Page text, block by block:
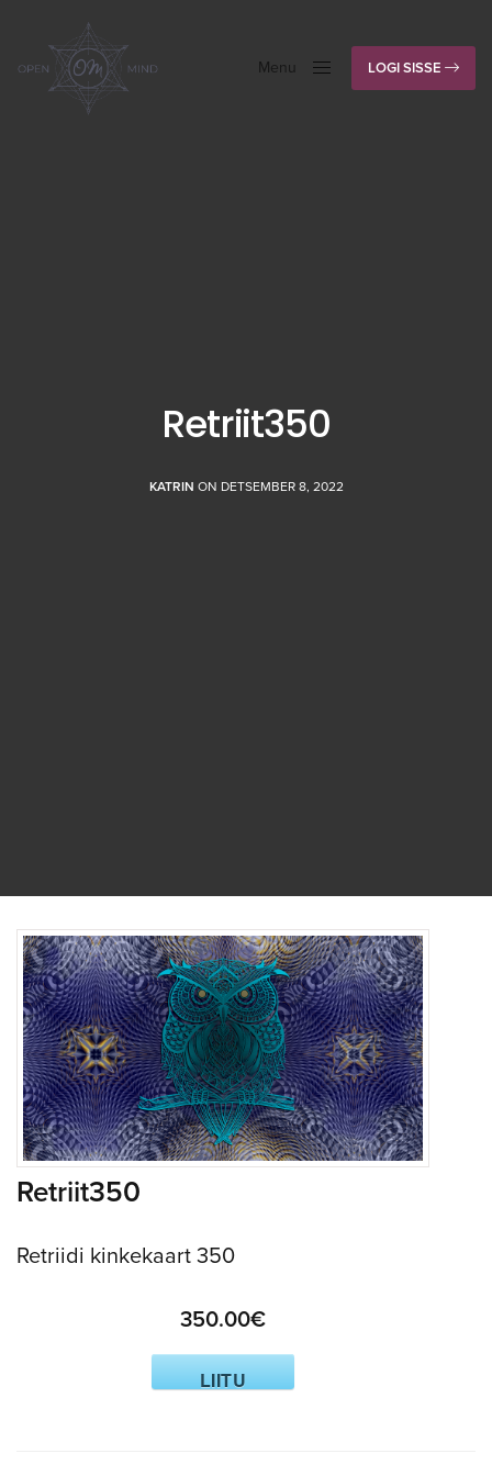
Menu
LOGI SISSE
Retriit350
KATRIN ON DETSEMBER 8, 2022
Retriit350
Retriidi kinkekaart 350
350.00€
LIITU